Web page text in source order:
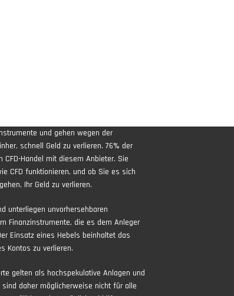
und gehen wegen der
schnell Geld zu verlieren. 76% der
CFD-Handel mit diesem Anbieter. Sie
CFD funktionieren, und ob Sie es sich
Ihr Geld zu verlieren.
unterliegen unvorhersehbaren
Finanzinstrumente, die es dem Anleger
Einsatz eines Hebels beinhaltet das
Kontos zu verlieren.
gelten als hochspekulative Anlagen und
daher möglicherweise nicht für alle